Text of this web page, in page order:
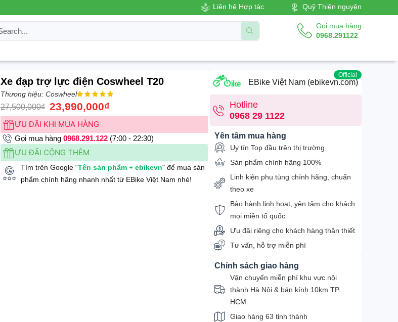
Liên hệ Hợp tác Quỹ Thiện nguyện
Gọi mua hàng
0968.291122
Xe đạp trợ lực điện Coswheel T20
Thương hiệu: Coswheel    
27,500,000₫ 23,990,000₫
ƯU ĐÃI KHI MUA HÀNG
Gọi mua hàng 0968.291.122(7:00 - 22:30)
ƯU ĐÃI CỘNG THÊM
Tìm trên Google “Tên sản phẩm + ebikevn" để mua sản
phẩm chính hãng nhanh nhất từ EBike Việt Nam nhé!
EBike Việt Nam (ebikevn.com)
Official
Hotline
0968 29 1122
Yên tâm mua hàng
Uy tín Top đầu trên thị trường
Sản phẩm chính hãng 100%
Linh kiện phụ tùng chính hãng, chuẩn
theo xe
Bảo hành linh hoạt, yên tâm cho khách
mọi miền tổ quốc
Ưu đãi riêng cho khách hàng thân thiết
Tư vấn, hỗ trợ miễn phí
Chính sách giao hàng
Vận chuyển miễn phí khu vực nội
thành Hà Nội & bán kính 10km TP.
HCM
Giao hàng 63 tỉnh thành